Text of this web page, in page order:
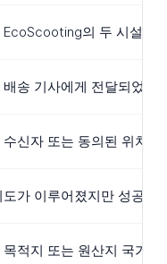
EcoScooting의 두 시설 간
배송 기사에게 전달되었으
수신자 또는 동의된 위치(
도가 이루어졌지만 성공하
목적지 또는 원산지 국가